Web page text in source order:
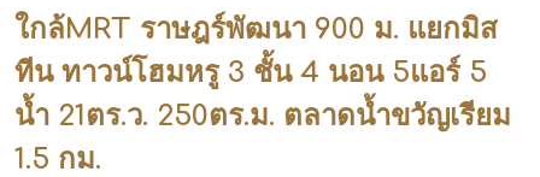
ใกล้MRT ราษฎร์พัฒนา 900 ม. แยกมิส
ทีน ทาวน์โฮมหรู 3 ชั้น 4 นอน 5แอร์ 5
น้ำ 21ตร.ว. 250ตร.ม. ตลาดน้ำขวัญเรียม
1.5 กม.